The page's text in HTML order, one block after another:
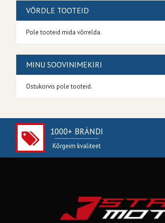
VÕRDLE TOOTEID
Pole tooteid mida võrrelda.
MINU SOOVINIMEKIRI
Ostukorvis pole tooteid.
1000+ BRÄNDI
Kõrgeim kvaliteet